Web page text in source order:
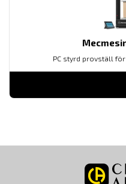
PC styrd provställ